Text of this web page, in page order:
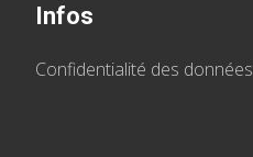
Infos
Confidentialité des données